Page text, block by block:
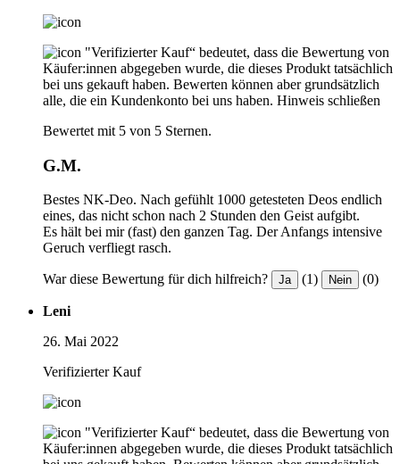
"Verifizierter Kauf“ bedeutet, dass die Bewertung von
Käufer:innen abgegeben wurde, die dieses Produkt tatsächlich
bei uns gekauft haben. Bewerten können aber grundsätzlich
alle, die ein Kundenkonto bei uns haben. Hinweis schließen
Bewertet mit 5 von 5 Sternen.
G.M.
Bestes NK-Deo. Nach gefühlt 1000 getesteten Deos endlich
eines, das nicht schon nach 2 Stunden den Geist aufgibt.
Es hält bei mir (fast) den ganzen Tag. Der Anfangs intensive
Geruch verfliegt rasch.
War diese Bewertung für dich hilfreich? Ja (1) Nein (0)
Leni
26. Mai 2022
Verifizierter Kauf
"Verifizierter Kauf“ bedeutet, dass die Bewertung von
Käufer:innen abgegeben wurde, die dieses Produkt tatsächlich